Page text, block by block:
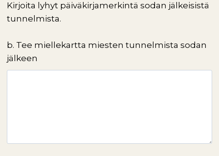
Kirjoita lyhyt päiväkirjamerkintä sodan jälkeisistä
tunnelmista.
b. Tee miellekartta miesten tunnelmista sodan
jälkeen